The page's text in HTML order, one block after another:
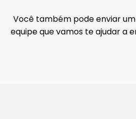
Você também pode enviar um
equipe que vamos te ajudar a